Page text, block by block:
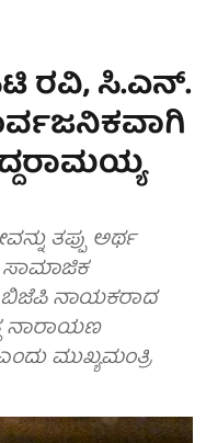
ರವಿ, ಸಿ.ಎನ್.
ತಪ್ಪು ಅರ್ಥ
ಸಾಮಾಜಿಕ
ಬಿಜೆಪಿ ನಾಯಕರಾದ
ನಾರಾಯಣ
ಮುಖ್ಯಮಂತ್ರಿ